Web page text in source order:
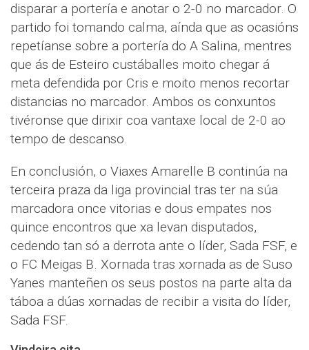
disparar a portería e anotar o 2-0 no marcador. O
partido foi tomando calma, aínda que as ocasións
repetíanse sobre a portería do A Salina, mentres
que ás de Esteiro custáballes moito chegar á
meta defendida por Cris e moito menos recortar
distancias no marcador. Ambos os conxuntos
tivéronse que dirixir coa vantaxe local de 2-0 ao
tempo de descanso.
En conclusión, o Viaxes Amarelle B continúa na
terceira praza da liga provincial tras ter na súa
marcadora once vitorias e dous empates nos
quince encontros que xa levan disputados,
cedendo tan só a derrota ante o líder, Sada FSF, e
o FC Meigas B. Xornada tras xornada as de Suso
Yanes manteñen os seus postos na parte alta da
táboa a dúas xornadas de recibir a visita do líder,
Sada FSF.